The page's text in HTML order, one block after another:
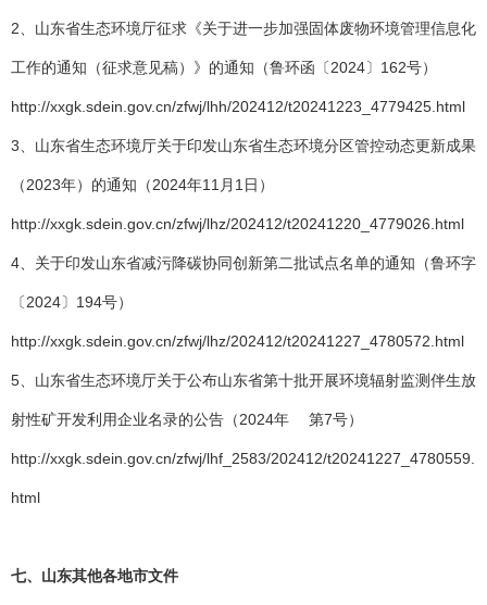
2、山东省生态环境厅征求《关于进一步加强固体废物环境管理信息化
工作的通知（征求意见稿）》的通知（鲁环函〔2024〕162号）
http://xxgk.sdein.gov.cn/zfwj/lhh/202412/t20241223_4779425.html
3、山东省生态环境厅关于印发山东省生态环境分区管控动态更新成果
（2023年）的通知（2024年11月1日）
http://xxgk.sdein.gov.cn/zfwj/lhz/202412/t20241220_4779026.html
4、关于印发山东省减污降碳协同创新第二批试点名单的通知（鲁环字
〔2024〕194号）
http://xxgk.sdein.gov.cn/zfwj/lhz/202412/t20241227_4780572.html
5、山东省生态环境厅关于公布山东省第十批开展环境辐射监测伴生放
射性矿开发利用企业名录的公告（2024年 第7号）
http://xxgk.sdein.gov.cn/zfwj/lhf_2583/202412/t20241227_4780559.
html
七、 山东其他各地市文件